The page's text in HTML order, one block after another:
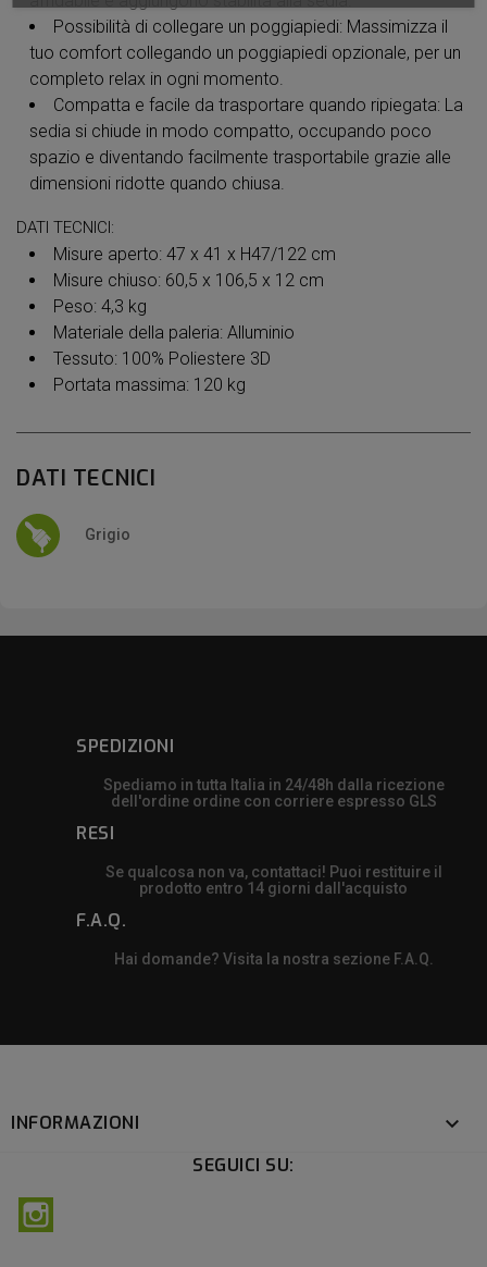
Possibilità di collegare un poggiapiedi: Massimizza il
tuo comfort collegando un poggiapiedi opzionale, per un
completo relax in ogni momento.
Compatta e facile da trasportare quando ripiegata: La
sedia si chiude in modo compatto, occupando poco
spazio e diventando facilmente trasportabile grazie alle
dimensioni ridotte quando chiusa.
DATI TECNICI:
Misure aperto: 47 x 41 x H47/122 cm
Misure chiuso: 60,5 x 106,5 x 12 cm
Peso: 4,3 kg
Materiale della paleria: Alluminio
Tessuto: 100% Poliestere 3D
Portata massima: 120 kg
DATI TECNICI
Grigio
SPEDIZIONI
Spediamo in tutta Italia in 24/48h dalla ricezione
dell'ordine ordine con corriere espresso GLS
RESI
Se qualcosa non va, contattaci! Puoi restituire il
prodotto entro 14 giorni dall'acquisto
F.A.Q.
Hai domande? Visita la nostra sezione F.A.Q.
INFORMAZIONI 
SEGUICI SU: